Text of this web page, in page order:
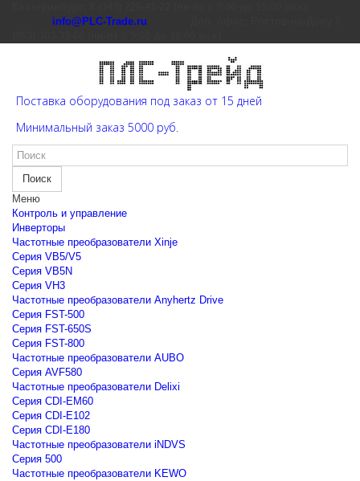
info@PLC-Trade.ru
Поставка оборудования под заказ от 15 дней
Минимальный заказ 5000 руб.
Поиск
Меню
Контроль и управление
Инверторы
Частотные преобразователи Xinje
Cерия VB5/V5
Cерия VB5N
Cерия VH3
Частотные преобразователи Anyhertz Drive
Серия FST-500
Серия FST-650S
Серия FST-800
Частотные преобразователи AUBO
Серия AVF580
Частотные преобразователи Delixi
Серия CDI-EM60
Серия CDI-E102
Серия CDI-E180
Частотные преобразователи iNDVS
Серия 500
Частотные преобразователи KEWO